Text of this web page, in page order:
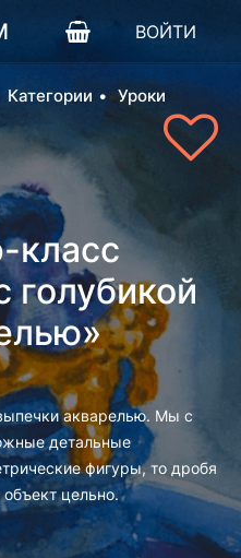
ВОЙТИ
Категории
Уроки
класс
голубикой
акварелью. Мы с
детальные
фигуры, то дробя
цельно.